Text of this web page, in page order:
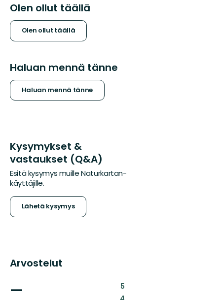
Olen ollut täällä
Olen ollut täällä
Haluan mennä tänne
Haluan mennä tänne
Kysymykset &
vastaukset (Q&A)
Esitä kysymys muille Naturkartan-
käyttäjille.
Lähetä kysymys
Arvostelut
— 5:
: